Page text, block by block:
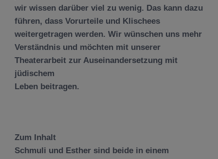
wir wissen darüber viel zu wenig. Das kann dazu
führen, dass Vorurteile und Klischees
weitergetragen werden. Wir wünschen uns mehr
Verständnis und möchten mit unserer
Theaterarbeit zur Auseinandersetzung mit
jüdischem
Leben beitragen.
Zum Inhalt
Schmuli und Esther sind beide in einem